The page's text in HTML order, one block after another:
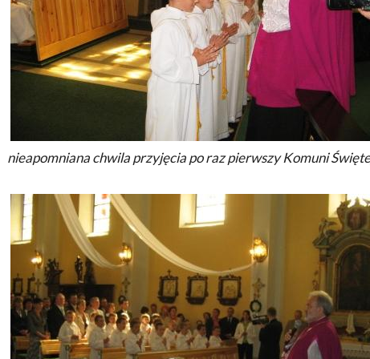
nieapomniana chwila przyjęcia po raz pierwszy Komuni